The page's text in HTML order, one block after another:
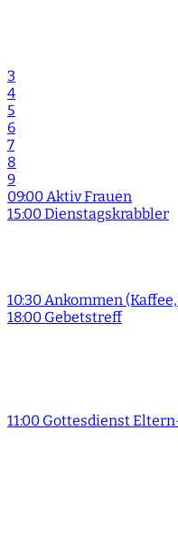
3
4
5
6
7
8
9
09:00 Aktiv Frauen
15:00 Dienstagskrabbler
10:30 Ankommen (Kaffee,
18:00 Gebetstreff
11:00 Gottesdienst